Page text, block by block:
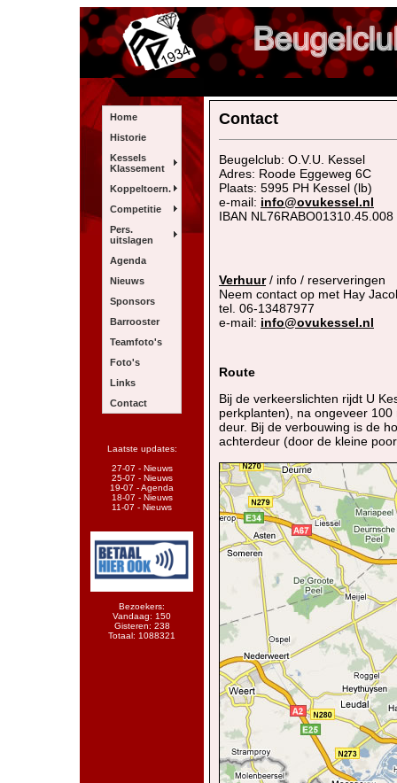
Home
Historie
Kessels
Klassement
Koppeltoern.
Competitie
Pers.
uitslagen
Agenda
Nieuws
Sponsors
Barrooster
Teamfoto's
Foto's
Links
Contact
Laatste updates:
27-07 - Nieuws
25-07 - Nieuws
19-07 - Agenda
18-07 - Nieuws
11-07 - Nieuws
Bezoekers:
Vandaag: 150
Gisteren: 238
Totaal: 1088321
Contact
Beugelclub: O.V.U. Kessel
Adres: Roode Eggeweg 6C
Plaats: 5995 PH Kessel (lb)
e-mail: info@ovukessel.nl
IBAN NL76RABO01310.45.008
Verhuur/ info / reserveringen
Neem contact op met Hay
tel. 06-13487977
e-mail: info@ovukessel.nl
Route
Bij de verkeerslichten rijdt U
perkplanten), na ongeveer
deur. Bij de verbouwing is de
achterdeur (door de kleine